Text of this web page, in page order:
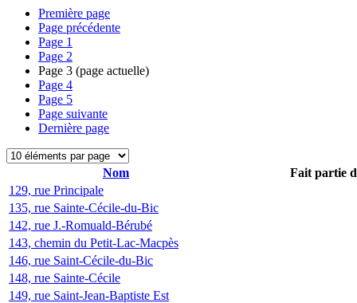
Première page
Page précédente
Page 1
Page 2
Page 3 (page actuelle)
Page 4
Page 5
Page suivante
Dernière page
Nom
Fait partie
129, rue Principale
135, rue Sainte-Cécile-du-Bic
142, rue J.-Romuald-Bérubé
143, chemin du Petit-Lac-Macpès
146, rue Saint-Cécile-du-Bic
148, rue Sainte-Cécile
149, rue Saint-Jean-Baptiste Est